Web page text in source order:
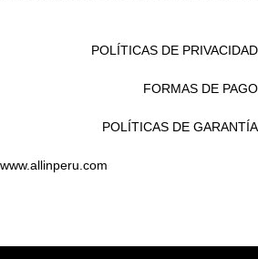
POLÍTICAS DE PRIVACIDAD
FORMAS DE PAGO
POLÍTICAS DE GARANTÍA
www.allinperu.com